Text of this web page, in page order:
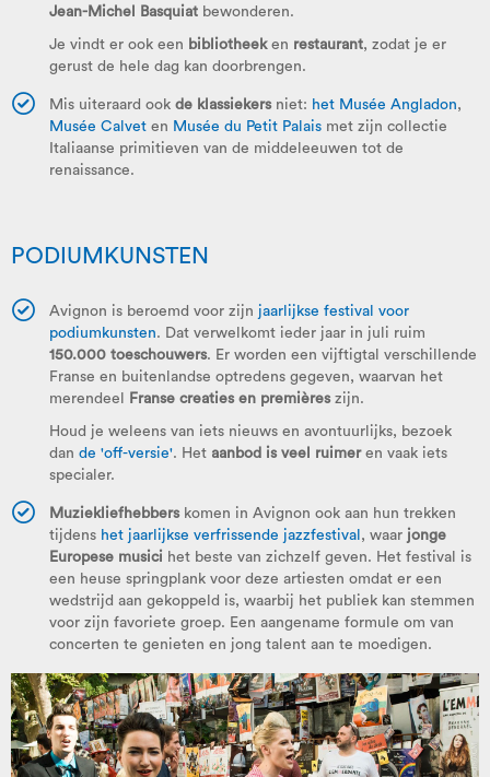
Jean-Michel Basquiat bewonderen.
Je vindt er ook een bibliotheeken restaurant, zodat je er
gerust de hele dag kan doorbrengen.
Mis uiteraard ook de klassiekersniet: het Musée Angladon,
Musée Calvet en Musée du Petit Palais met zijn collectie
Italiaanse primitieven van de middeleeuwen tot de
renaissance.
PODIUMKUNSTEN
Avignon is beroemd voor zijn jaarlijkse festival voor
podiumkunsten. Dat verwelkomt ieder jaar in juli ruim
150.000 toeschouwers. Er worden een vijftigtal verschillende
Franse en buitenlandse optredens gegeven, waarvan het
merendeel
Franse creaties en premièreszijn.
Houd je weleens van iets nieuws en avontuurlijks, bezoek
dan de 'off-versie'. Het aanbod is veel ruimer en vaak iets
specialer.
Muziekliefhebbers komen in Avignon ook aan hun trekken
tijdens het jaarlijkse verfrissende jazzfestival , waar jonge
Europese musici het beste van zichzelf geven. Het festival is
een heuse springplank voor deze artiesten omdat er een
wedstrijd aan gekoppeld is, waarbij het publiek kan stemmen
voor zijn favoriete groep. Een aangename formule om van
concerten te genieten en jong talent aan te moedigen.